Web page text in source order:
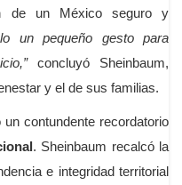
de un México seguro y
un pequeño gesto para
concluyó Sheinbaum,
y el de sus familias.
contundente recordatorio
. Sheinbaum recalcó la
e integridad territorial